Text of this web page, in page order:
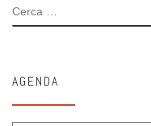
CERCA
AGENDA